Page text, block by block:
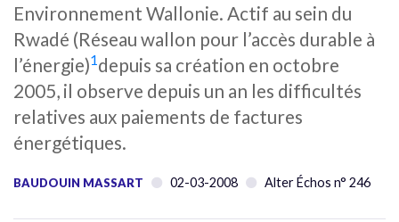
Environnement Wallonie. Actif au sein du
Rwadé (Réseau wallon pour l’accès durable à
l’énergie)1depuis sa création en octobre
2005, il observe depuis un an les difficultés
relatives aux paiements de factures
énergétiques.
BAUDOUIN MASSART 02-03-2008 Alter Échos n° 246